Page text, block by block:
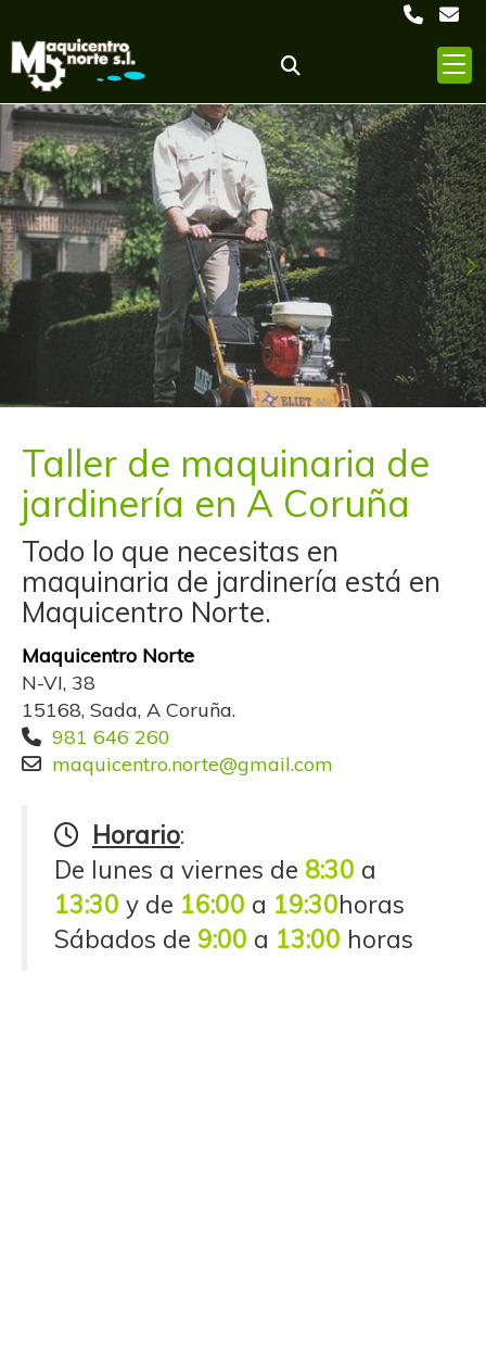
Anterior
Taller de maquinaria de
jardinería en A Coruña
Todo lo que necesitas en
maquinaria de jardinería está en
Maquicentro Norte.
Maquicentro Norte
N-VI, 38
15168, Sada, A Coruña.
981 646 260
maquicentro.norte
gmail.com
Horario:
De lunes a viernes de 8:30 a
13:30 y de 16:00 a 19:30horas
Sábados de 9:00 a 13:00 horas